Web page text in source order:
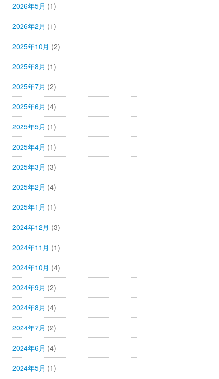
2026年5月 (1)
2026年2月 (1)
2025年10月 (2)
2025年8月 (1)
2025年7月 (2)
2025年6月 (4)
2025年5月 (1)
2025年4月 (1)
2025年3月 (3)
2025年2月 (4)
2025年1月 (1)
2024年12月 (3)
2024年11月 (1)
2024年10月 (4)
2024年9月 (2)
2024年8月 (4)
2024年7月 (2)
2024年6月 (4)
2024年5月 (1)